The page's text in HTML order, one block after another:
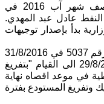
اصبح جبار لعيبي وزيرا للنفط في منتصف شهر آب 2016 في
النفط عادل عبد المهدي.
بدأ بإصدار توجيهات
يشير كتاب وزارة النفط/الدائرة الفنية المرقم 5037 في 31/8/2016
الى توجيهات الوزير جبار لعيبي في 29/8/2016 الى القيام "بتفريغ
في موعد اقصاه نهاية
وتفريغ المستودع بفترة